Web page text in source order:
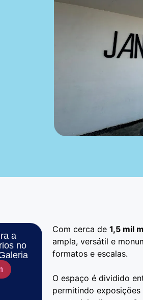
a
no
Com cerca de1,5 mil
ampla, versátil e
formatos e escalas.
O espaço é dividido
permitindo